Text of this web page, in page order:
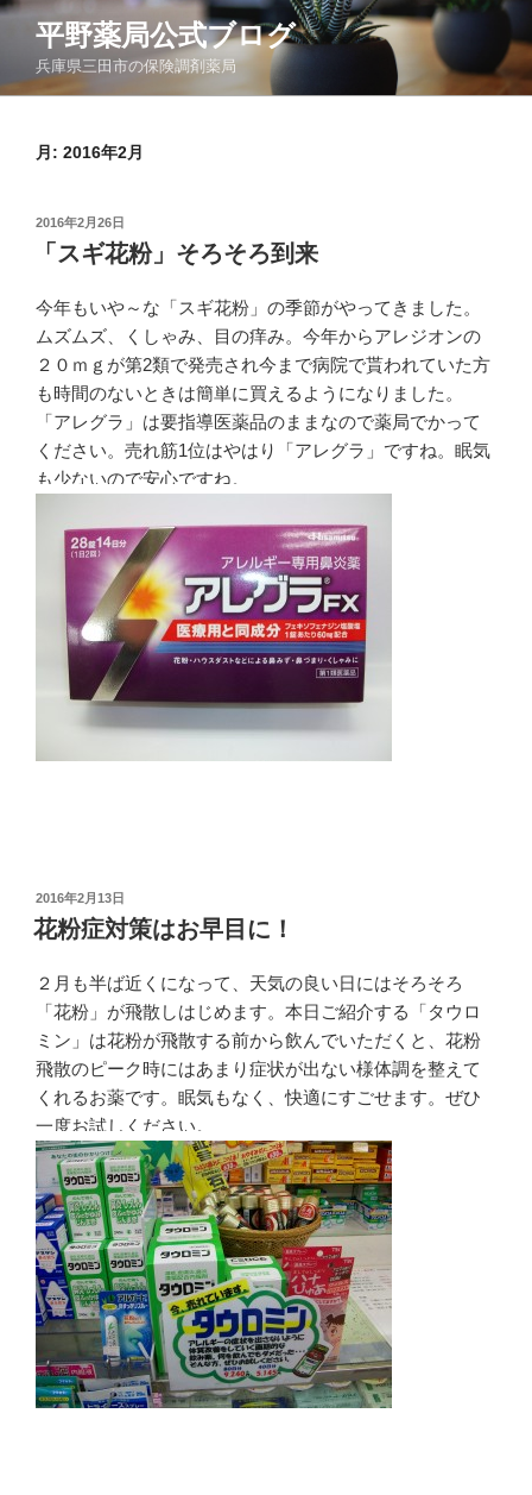
コ
ン
平野薬局公式ブログ
兵庫県三田市の保険調剤薬局
月: 2016年2月
投
2016年2月26日
「スギ花粉」そろそろ到来
今年もいや～な「スギ花粉」の季節がやってきました。
ムズムズ、くしゃみ、目の痒み。今年からアレジオンの
２０ｍｇが第2類で発売され今まで病院で貰われていた方
も時間のないときは簡単に買えるようになりました。
「アレグラ」は要指導医薬品のままなので薬局でかって
ください。売れ筋1位はやはり「アレグラ」ですね。眠気
も少ないので安心ですね。
投
稿
日:
2016年2月13日
花粉症対策はお早目に！
２月も半ば近くになって、天気の良い日にはそろそろ
「花粉」が飛散しはじめます。本日ご紹介する「タウロ
ミン」は花粉が飛散する前から飲んでいただくと、花粉
飛散のピーク時にはあまり症状が出ない様体調を整えて
くれるお薬です。眠気もなく、快適にすごせます。ぜひ
一度お試しください。